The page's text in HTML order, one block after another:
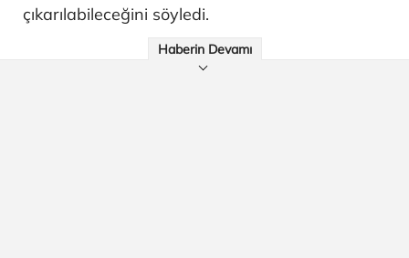
çıkarılabileceğini söyledi.
Haberin Devamı